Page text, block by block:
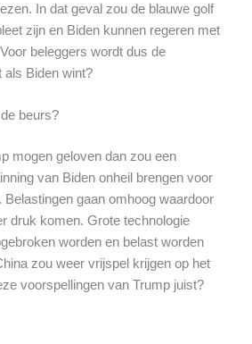
In dat geval zou de blauwe golf
zijn en Biden kunnen regeren met
beleggers wordt dus de
als Biden wint?
beurs?
mogen geloven dan zou een
van Biden onheil brengen voor
Belastingen gaan omhoog waardoor
druk komen. Grote technologie
worden en belast worden
zou weer vrijspel krijgen op het
voorspellingen van Trump juist?